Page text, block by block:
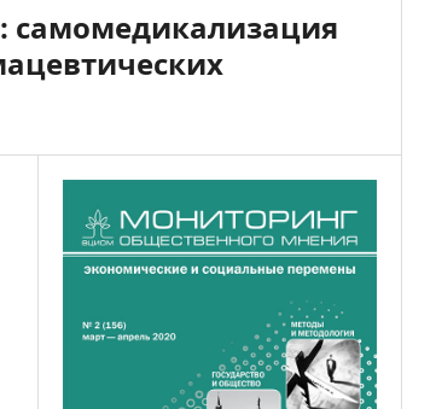
самомедикализация